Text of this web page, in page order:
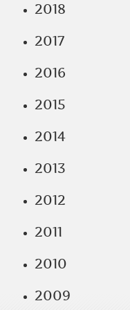
2018
2017
2016
2015
2014
2013
2012
2011
2010
2009